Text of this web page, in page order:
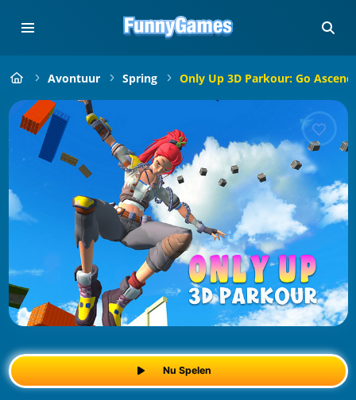
Avontuur Spring Only Up 3D Parkour: Go Ascend
Nu Spelen